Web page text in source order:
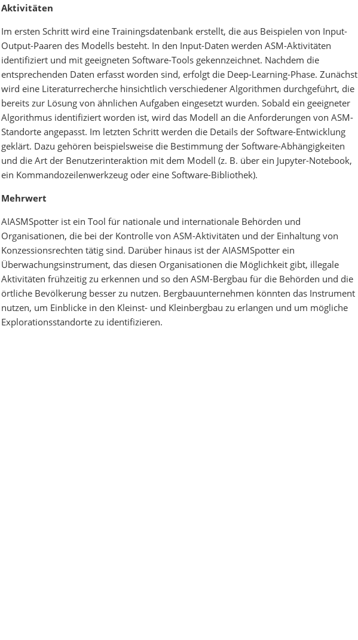
Aktivitäten
Im ersten Schritt wird eine Trainingsdatenbank erstellt, die aus Beispielen von Input-
Output-Paaren des Modells besteht. In den Input-Daten werden ASM-Aktivitäten
identifiziert und mit geeigneten Software-Tools gekennzeichnet. Nachdem die
entsprechenden Daten erfasst worden sind, erfolgt die Deep-Learning-Phase. Zunächst
wird eine Literaturrecherche hinsichtlich verschiedener Algorithmen durchgeführt, die
bereits zur Lösung von ähnlichen Aufgaben eingesetzt wurden. Sobald ein geeigneter
Algorithmus identifiziert worden ist, wird das Modell an die Anforderungen von ASM-
Standorte angepasst. Im letzten Schritt werden die Details der Software-Entwicklung
geklärt. Dazu gehören beispielsweise die Bestimmung der Software-Abhängigkeiten
und die Art der Benutzerinteraktion mit dem Modell (z. B. über ein Jupyter-Notebook,
ein Kommandozeilenwerkzeug oder eine Software-Bibliothek).
Mehrwert
AIASMSpotter ist ein Tool für nationale und internationale Behörden und
Organisationen, die bei der Kontrolle von ASM-Aktivitäten und der Einhaltung von
Konzessionsrechten tätig sind. Darüber hinaus ist der AIASMSpotter ein
Überwachungsinstrument, das diesen Organisationen die Möglichkeit gibt, illegale
Aktivitäten frühzeitig zu erkennen und so den ASM-Bergbau für die Behörden und die
örtliche Bevölkerung besser zu nutzen. Bergbauunternehmen könnten das Instrument
nutzen, um Einblicke in den Kleinst- und Kleinbergbau zu erlangen und um mögliche
Explorationsstandorte zu identifizieren.